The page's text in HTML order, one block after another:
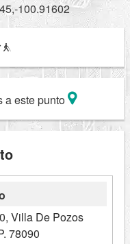
100.91602
a este punto
Villa De Pozos
78090